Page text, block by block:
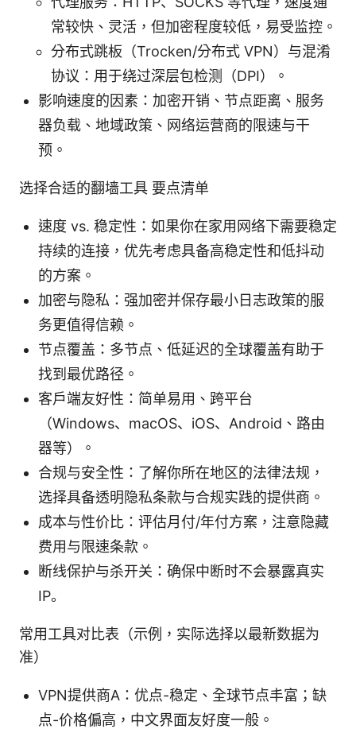
常较快、灵活，但加密程度较低，易受监控。
分布式跳板（Trocken/分布式 VPN）与混淆
协议：用于绕过深层包检测（DPI）。
影响速度的因素：加密开销、节点距离、服务
器负载、地域政策、网络运营商的限速与干
预。
选择合适的翻墙工具 要点清单
速度 vs. 稳定性：如果你在家用网络下需要稳定
持续的连接，优先考虑具备高稳定性和低抖动
的方案。
加密与隐私：强加密并保存最小日志政策的服
务更值得信赖。
节点覆盖：多节点、低延迟的全球覆盖有助于
找到最优路径。
客户端友好性：简单易用、跨平台
（Windows、macOS、iOS、Android、路由
器等）。
合规与安全性：了解你所在地区的法律法规，
选择具备透明隐私条款与合规实践的提供商。
成本与性价比：评估月付/年付方案，注意隐藏
费用与限速条款。
断线保护与杀开关：确保中断时不会暴露真实
IP。
常用工具对比表（示例，实际选择以最新数据为
准）
VPN提供商A：优点-稳定、全球节点丰富；缺
点-价格偏高，中文界面友好度一般。